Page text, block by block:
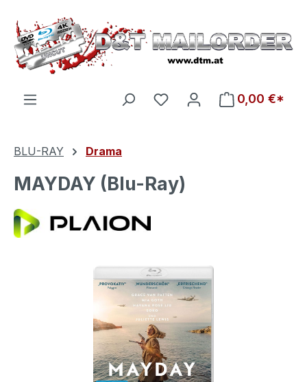
Zum Hauptinhalt springen
Du hast 0 Produkte auf
0,00 €*
BLU-RAY Drama
MAYDAY (Blu-Ray)
Bildergalerie überspringen